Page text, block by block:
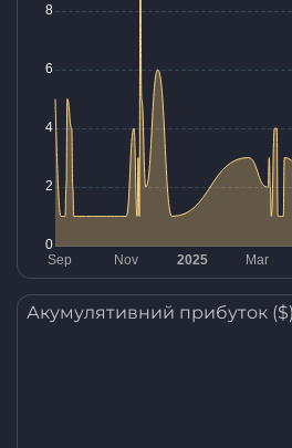
Акумулятивний прибуток ($)